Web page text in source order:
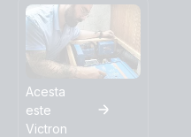
Acesta
este
Victron